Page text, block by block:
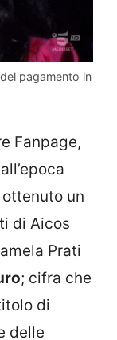
pagamento in
Fanpage,
un
di Aicos
Prati
; cifra che
di
delle